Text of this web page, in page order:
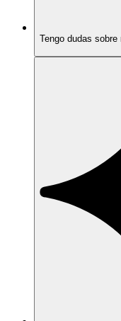
Tengo dudas